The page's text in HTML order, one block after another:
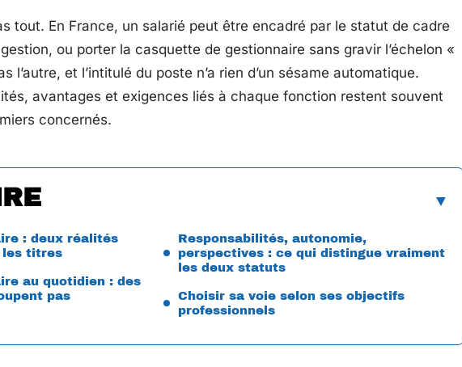
tout. En France, un salarié peut être encadré par le statut de cadre
ou porter la casquette de gestionnaire sans gravir l’échelon «
l’autre, et l’intitulé du poste n’a rien d’un sésame automatique.
avantages et exigences liés à chaque fonction restent souvent
concernés.
: deux réalités
les titres
au quotidien : des
pas
Responsabilités, autonomie,
perspectives : ce qui distingue vraiment
les deux statuts
Choisir sa voie selon ses objectifs
professionnels